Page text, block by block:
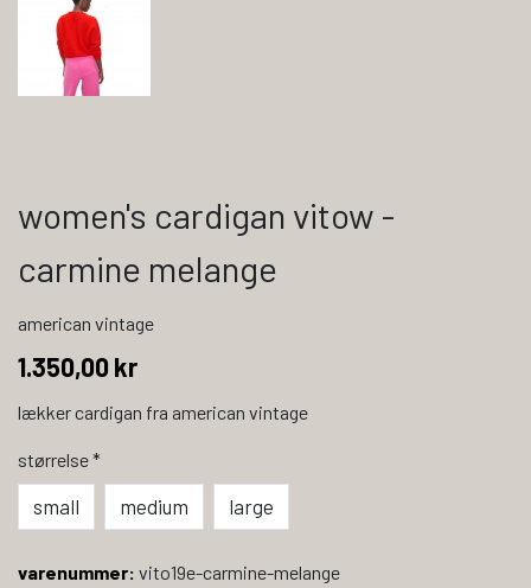
women's cardigan vitow -
carmine melange
american vintage
1.350,00 kr
lækker cardigan fra american vintage
størrelse*
small medium large
varenummer: vito19e-carmine-melange